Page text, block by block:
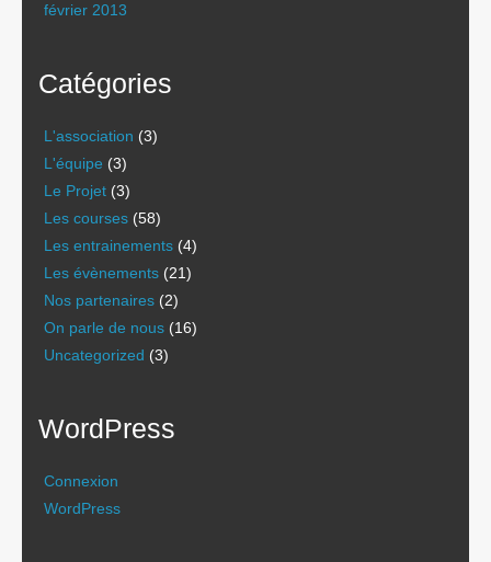
février 2013
Catégories
L'association (3)
L'équipe (3)
Le Projet (3)
Les courses (58)
Les entrainements (4)
Les évènements (21)
Nos partenaires (2)
On parle de nous (16)
Uncategorized (3)
WordPress
Connexion
WordPress